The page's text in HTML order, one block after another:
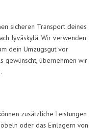
sicheren Transport deines
Jyväskylä. Wir verwenden
dein Umzugsgut vor
gewünscht, übernehmen wir
zusätzliche Leistungen
oder das Einlagern von